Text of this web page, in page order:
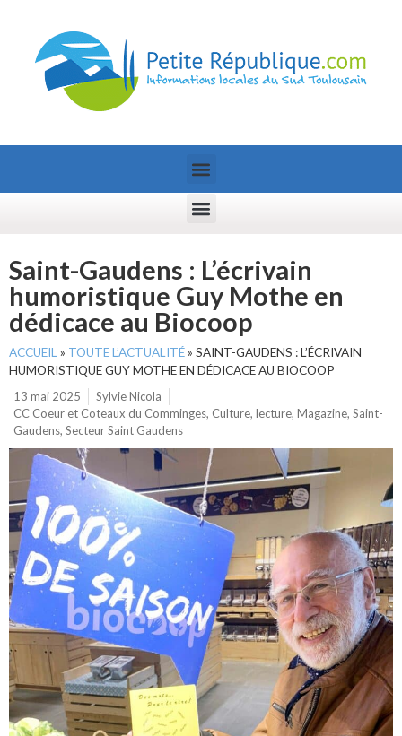
Saint-Gaudens : L’écrivain
humoristique Guy Mothe en
dédicace au Biocoop
ACCUEIL » TOUTE L’ACTUALITÉ» SAINT-GAUDENS : L’ÉCRIVAIN
HUMORISTIQUE GUY MOTHE EN DÉDICACE AU BIOCOOP
13 mai 2025
Sylvie Nicola
CC Coeur et Coteaux du Comminges, Culture, lecture, Magazine, Saint-
Gaudens, Secteur Saint Gaudens